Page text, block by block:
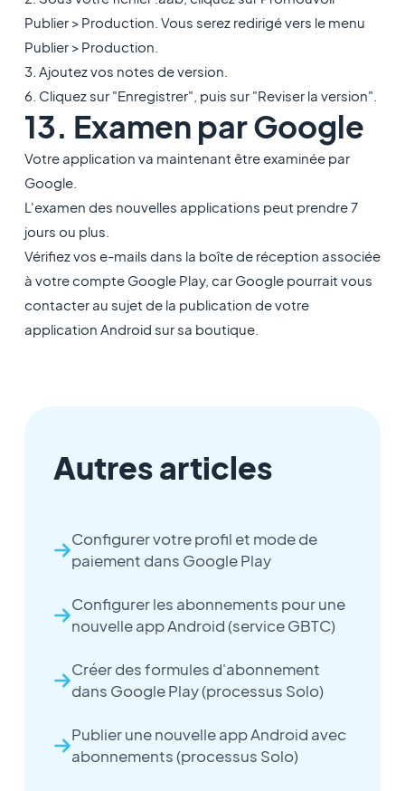
Publier > Production. Vous serez redirigé vers le menu
Publier > Production.
3. Ajoutez vos notes de version.
6. Cliquez sur "Enregistrer", puis sur "Reviser la version".
13. Examen par Google
Votre application va maintenant être examinée par
Google.
L'examen des nouvelles applications peut prendre 7
jours ou plus.
Vérifiez vos e-mails dans la boîte de réception associée
à votre compte Google Play, car Google pourrait vous
contacter au sujet de la publication de votre
application Android sur sa boutique.
Autres articles
Configurer votre profil et mode de
paiement dans Google Play
Configurer les abonnements pour une
nouvelle app Android (service GBTC)
Créer des formules d'abonnement
dans Google Play (processus Solo)
Publier une nouvelle app Android avec
abonnements (processus Solo)